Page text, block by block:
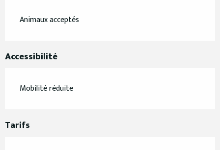
Animaux acceptés
Accessibilité
Mobilité réduite
Tarifs